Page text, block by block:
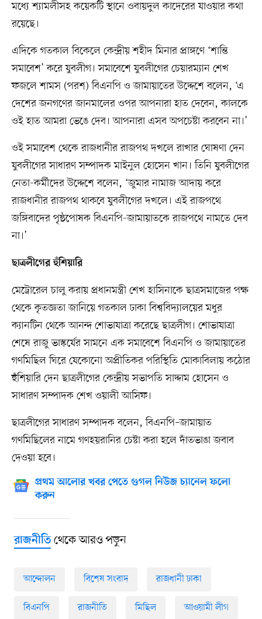
মধ্যে শ্যামলীসহ কয়েকটি স্থানে ওবায়দুল কাদেরের যাওয়ার কথা
রয়েছে।
এদিকে গতকাল বিকেলে কেন্দ্রীয় শহীদ মিনার প্রাঙ্গণে ‘শান্তি
সমাবেশ’ করে যুবলীগ। সমাবেশে যুবলীগের চেয়ারম্যান শেখ
ফজলে শামস (পরশ) বিএনপি ও জামায়াতের উদ্দেশে বলেন, ‘এ
দেশের জনগণের জানমালের ওপর আপনারা হাত দেবেন, কালকে
ওই হাত আমরা ভেঙে দেব। আপনারা এসব অপচেষ্টা করবেন না।’
ওই সমাবেশ থেকে রাজধানীর রাজপথ দখলে রাখার ঘোষণা দেন
যুবলীগের সাধারণ সম্পাদক মাইনুল হোসেন খান। তিনি যুবলীগের
নেতা-কর্মীদের উদ্দেশে বলেন, ‘জুমার নামাজ আদায় করে
রাজধানীর রাজপথ থাকবে যুবলীগের দখলে। এই রাজপথে
জঙ্গিবাদের পৃষ্ঠপোষক বিএনপি-জামায়াতকে রাজপথে নামতে দেব
না।’
ছাত্রলীগের হুঁশিয়ারি
মেট্রোরেল চালু করায় প্রধানমন্ত্রী শেখ হাসিনাকে ছাত্রসমাজের পক্ষ
থেকে কৃতজ্ঞতা জানিয়ে গতকাল ঢাকা বিশ্ববিদ্যালয়ের মধুর
ক্যানটিন থেকে আনন্দ শোভাযাত্রা করেছে ছাত্রলীগ। শোভাযাত্রা
শেষে রাজু ভাস্কর্যের সামনে এক সমাবেশে বিএনপি ও জামায়াতের
গণমিছিল ঘিরে যেকোনো অপ্রীতিকর পরিস্থিতি মোকাবিলায় কঠোর
হুঁশিয়ারি দেন ছাত্রলীগের কেন্দ্রীয় সভাপতি সাদ্দাম হোসেন ও
সাধারণ সম্পাদক শেখ ওয়ালী আসিফ।
ছাত্রলীগের সাধারণ সম্পাদক বলেন, বিএনপি–জামায়াত
গণমিছিলের নামে গণহয়রানির চেষ্টা করা হলে দাঁতভাঙা জবাব
দেওয়া হবে।
প্রথম আলোর খবর পেতে গুগল নিউজ চ্যানেল ফলো
করুন
রাজনীতিথেকে আরও পড়ুন
আন্দোলন বিশেষ সংবাদ রাজধানী ঢাকা
বিএনপি রাজনীতি মিছিল আওয়ামী লীগ